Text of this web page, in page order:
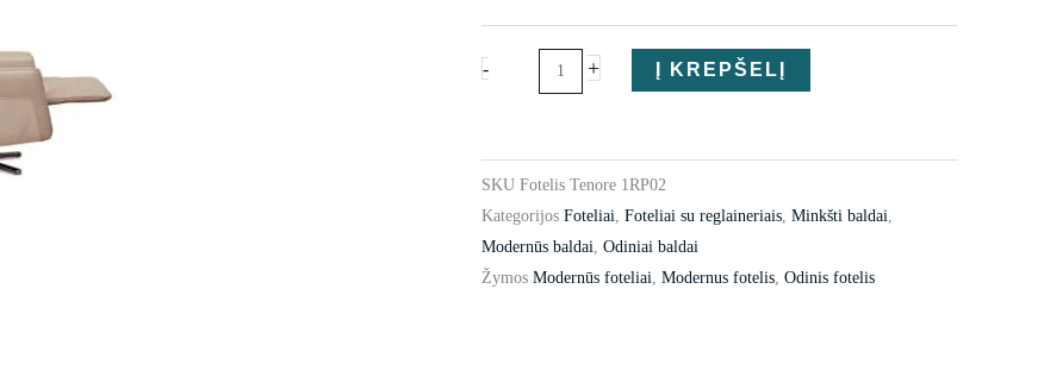
- + Į KREPŠELĮ
SKU Fotelis Tenore 1RP02
Kategorijos Foteliai Foteliai su reglaineriais, Minkšti baldai
Modernūs baldai Odiniai baldai
Žymos Modernūs foteliai Modernus fotelis, Odinis fotelis